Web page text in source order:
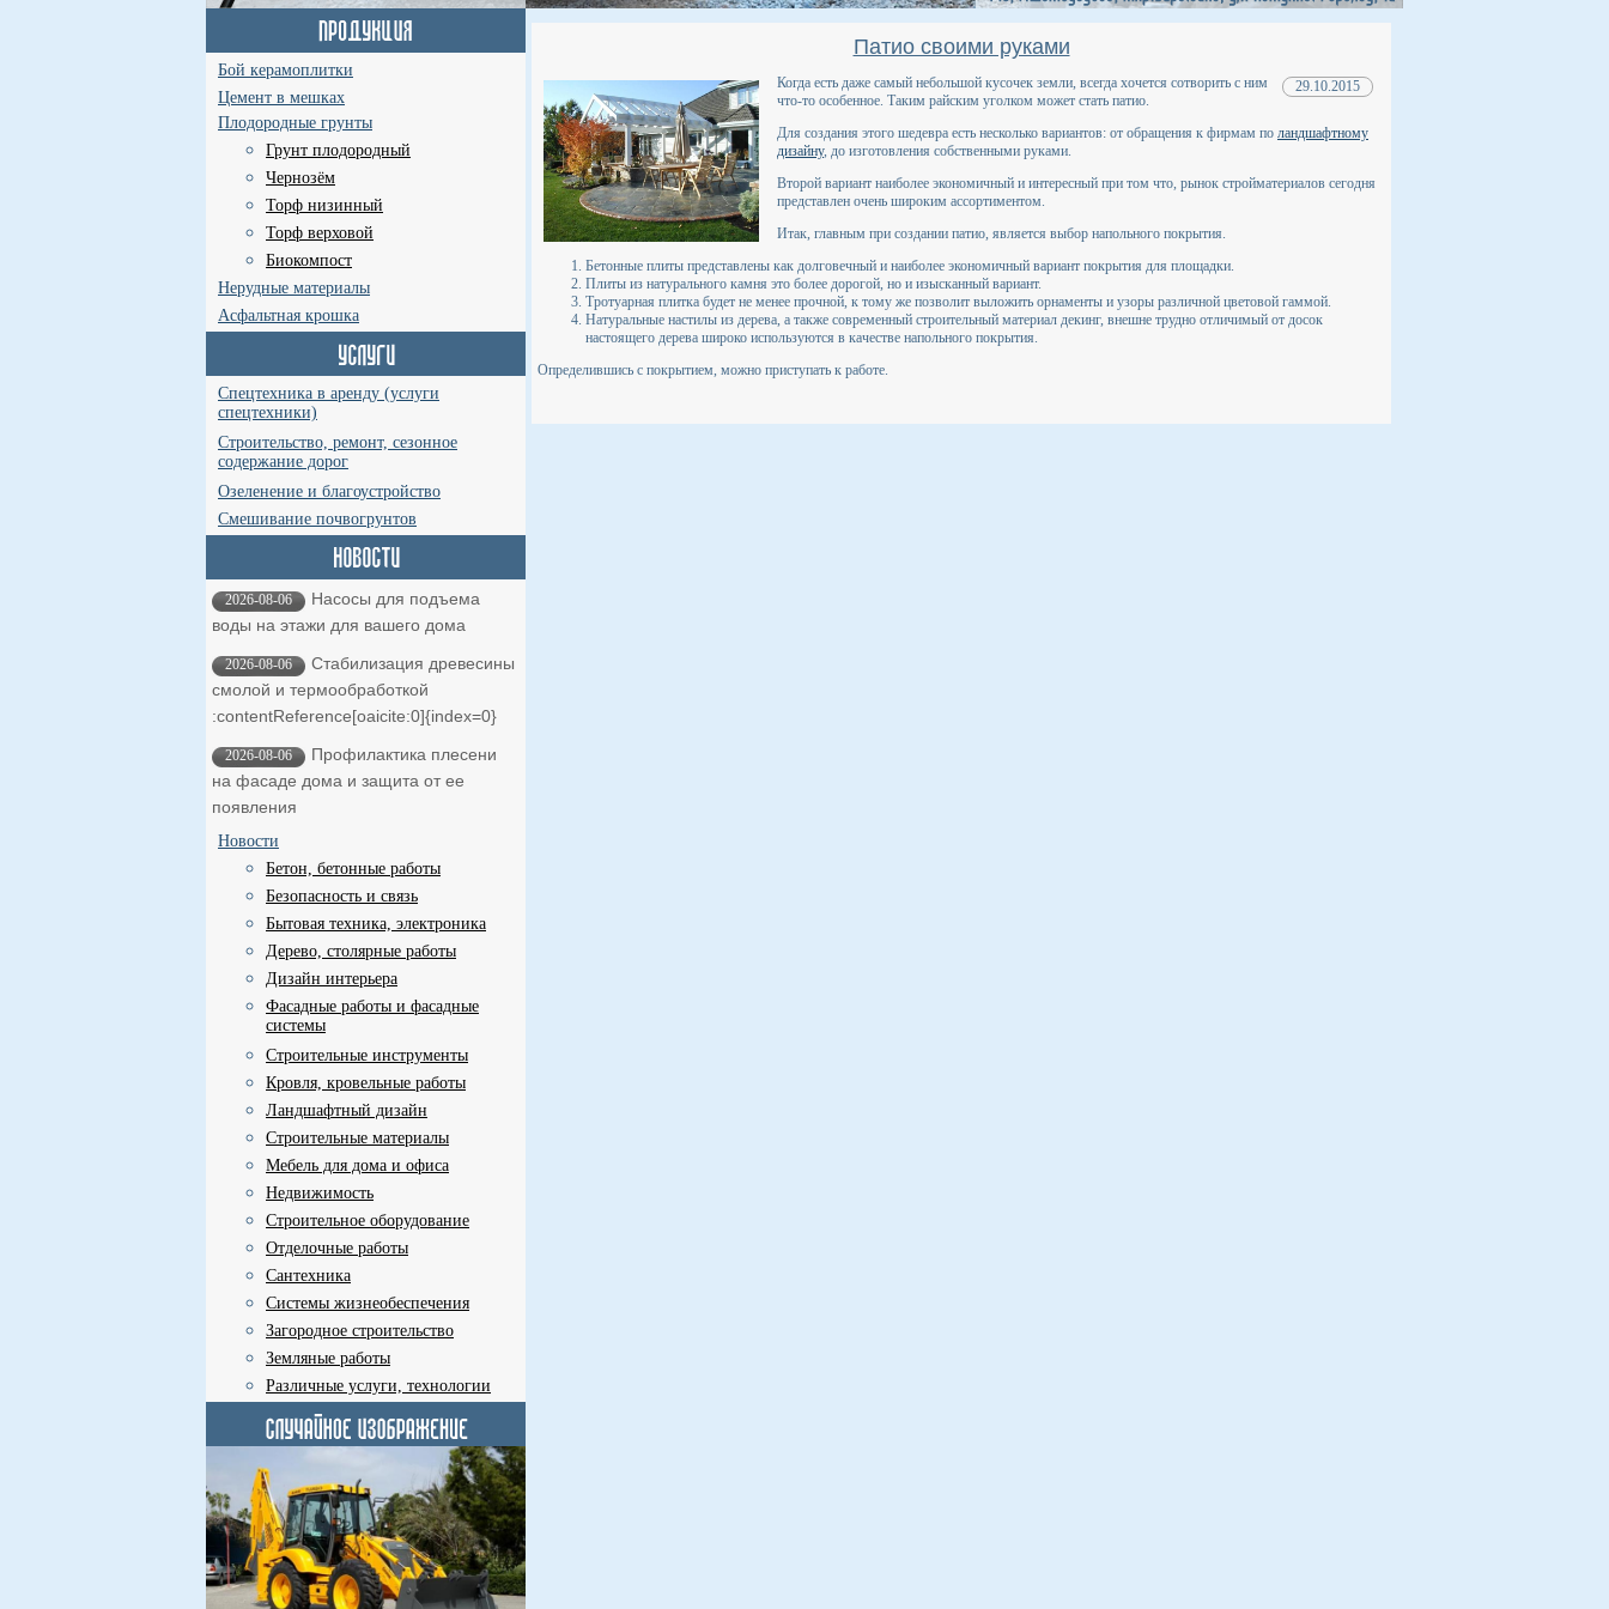
Бой керамоплитки
Цемент в мешках
Плодородные грунты
Грунт плодородный
Чернозём
Торф низинный
Торф верховой
Биокомпост
Нерудные материалы
Асфальтная крошка
Спецтехника в аренду (услуги
спецтехники)
Строительство, ремонт, сезонное
содержание дорог
Озеленение и благоустройство
Смешивание почвогрунтов
2026-08-06
Насосы для подъема
воды на этажи для вашего дома
2026-08-06
Стабилизация древесины
смолой и термообработкой ​
:contentReference[oaicite:0]{index=0}
2026-08-06
Профилактика плесени
на фасаде дома и защита от ее
появления
Новости
Бетон, бетонные работы
Безопасность и связь
Бытовая техника, электроника
Дерево, столярные работы
Дизайн интерьера
Фасадные работы и фасадные
системы
Строительные инструменты
Кровля, кровельные работы
Ландшафтный дизайн
Строительные материалы
Мебель для дома и офиса
Недвижимость
Строительное оборудование
Отделочные работы
Сантехника
Системы жизнеобеспечения
Загородное строительство
Земляные работы
Различные услуги, технологии
Патио своими руками
29.10.2015
Когда есть даже самый небольшой кусочек земли, всегда хочется сотворить с ним
что-то особенное. Таким райским уголком может стать патио.
Для создания этого шедевра есть несколько вариантов: от обращения к фирмам по ландшафтному
дизайну, до изготовления собственными руками.
Второй вариант наиболее экономичный и интересный при том что, рынок стройматериалов сегодня
представлен очень широким ассортиментом.
Итак, главным при создании патио, является выбор напольного покрытия.
Бетонные плиты представлены как долговечный и наиболее экономичный вариант покрытия для площадки.
Плиты из натурального камня это более дорогой, но и изысканный вариант.
Тротуарная плитка будет не менее прочной, к тому же позволит выложить орнаменты и узоры различной цветовой гаммой.
Натуральные настилы из дерева, а также современный строительный материал декинг, внешне трудно отличимый от досок
настоящего дерева широко используются в качестве напольного покрытия.
Определившись с покрытием, можно приступать к работе.